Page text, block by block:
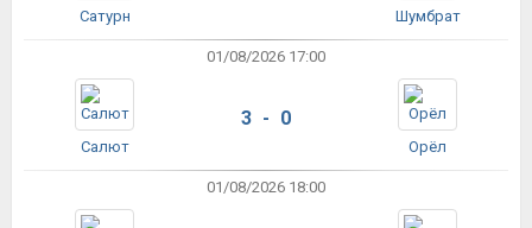
Сатурн Шумбрат
01/08/2026 17:00
Салют
3 - 0
Орёл
01/08/2026 18:00